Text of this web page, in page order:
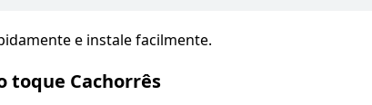
e instale facilmente.
toque Cachorrês